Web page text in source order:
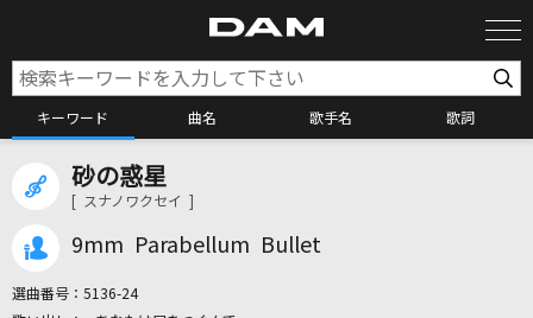
キーワード 曲名 歌手名 歌詞
砂の惑星
[ スナノワクセイ ]
9mm Parabellum Bullet
選曲番号： 5136-24